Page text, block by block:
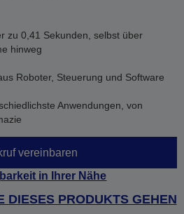
zu 0,41 Sekunden, selbst über
hinweg
Roboter, Steuerung und Software
Anwendungen, von
vereinbaren
in Ihrer Nähe
DIESES PRODUKTS GEHEN